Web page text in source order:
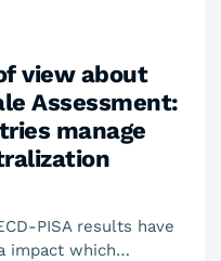
view about
Assessment:
manage
PISA results have
impact which…